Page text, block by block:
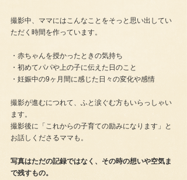
撮影中、ママにはこんなことをそっと思い出してい
ただく時間を作っています。
・赤ちゃんを授かったときの気持ち
・初めてパパや上の子に伝えた日のこと
・妊娠中の9ヶ月間に感じた日々の変化や感情
撮影が進むにつれて、ふと涙ぐむ方もいらっしゃい
ます。
撮影後に「これからの子育ての励みになります」と
お話しくださるママも。
写真はただの記録ではなく、その時の想いや空気ま
で残すもの。